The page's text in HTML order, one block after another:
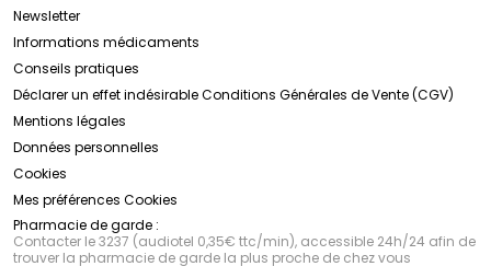
Newsletter
Informations médicaments
Conseils pratiques
Déclarer un effet indésirableConditions Générales de Vente (CGV)
Mentions légales
Données personnelles
Cookies
Mes préférences Cookies
Pharmacie de garde :
Contacter le 3237 (audiotel 0,35€ ttc/min), accessible 24h/24 afin de
trouver la pharmacie de garde la plus proche de chez vous